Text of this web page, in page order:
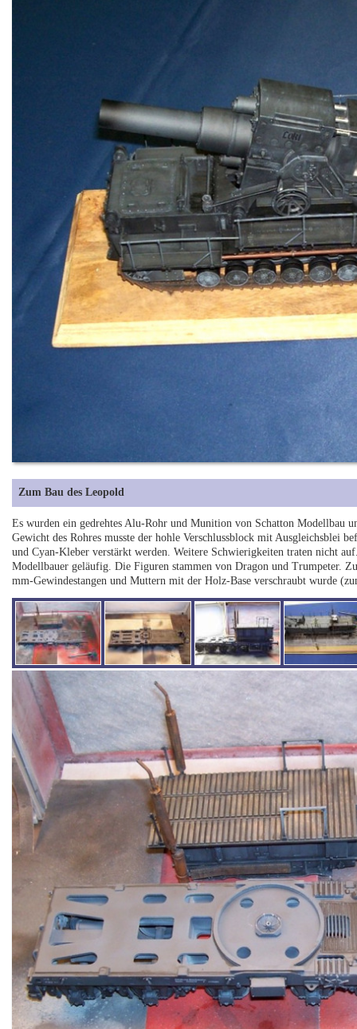
Zum Bau des Leopold
Es wurden ein gedrehtes Alu-Rohr und Munition von Schatton Modellbau
Gewicht des Rohres musste der hohle Verschlussblock mit Ausgleichsblei
und Cyan-Kleber verstärkt werden. Weitere Schwierigkeiten traten nicht
Modellbauer geläufig. Die Figuren stammen von Dragon und Trumpeter.
mm-Gewindestangen und Muttern mit der Holz-Base verschraubt wurde